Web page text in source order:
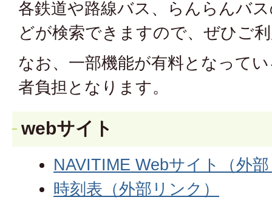
各鉄道や路線バス、らんらんバ
どが検索できますので、ぜひご
なお、一部機能が有料となって
者負担となります。
webサイト
NAVITIME Webサイト（外
時刻表（外部リンク）